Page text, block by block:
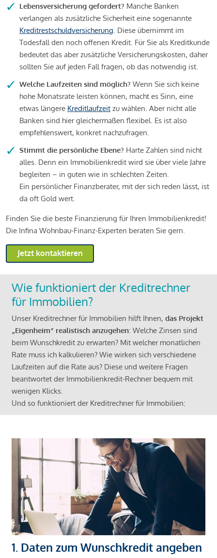
Lebensversicherung gefordert? Manche Banken
verlangen als zusätzliche Sicherheit eine sogenannte
Kreditrestschuldversicherung. Diese übernimmt im
Todesfall den noch offenen Kredit. Für Sie als Kreditkunde
bedeutet das aber zusätzliche Versicherungskosten, daher
sollten Sie auf jeden Fall fragen, ob das notwendig ist.
Welche Laufzeiten sind möglich? Wenn Sie sich keine
hohe Monatsrate leisten können, macht es Sinn, eine
etwas längere Kreditlaufzeit zu wählen. Aber nicht alle
Banken sind hier gleichermaßen flexibel. Es ist also
empfehlenswert, konkret nachzufragen.
Stimmt die persönliche Ebene? Harte Zahlen sind nicht
alles. Denn ein Immobilienkredit wird sie über viele Jahre
begleiten – in guten wie in schlechten Zeiten.
Ein persönlicher Finanzberater, mit der sich reden lässt, ist
da oft Gold wert.
Finden Sie die beste Finanzierung für Ihren Immobilienkredit!
Die Infina Wohnbau-Finanz-Experten beraten Sie gern.
Jetzt kontaktieren
Wie funktioniert der Kreditrechner
für Immobilien?
Unser Kreditrechner für Immobilien hilft Ihnen, das Projekt
„Eigenheim“ realistisch anzugehen: Welche Zinsen sind
beim Wunschkredit zu erwarten? Mit welcher monatlichen
Rate muss ich kalkulieren? Wie wirken sich verschiedene
Laufzeiten auf die Rate aus? Diese und weitere Fragen
beantwortet der Immobilienkredit-Rechner bequem mit
wenigen Klicks.
Und so funktioniert der Kreditrechner für Immobilien:
1. Daten zum Wunschkredit angeben